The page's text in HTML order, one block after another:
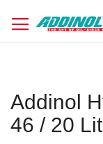
zum
Inhalt
Addinol
46 / 20